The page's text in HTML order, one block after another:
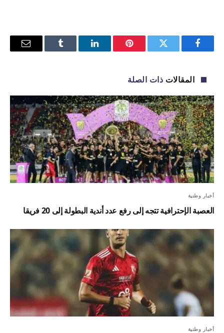
فيسبوك تويتر بينتيريستلينكدإن Tumblr
البريد
المقالات ذات الصلة
أخبار وطنية
العصبة الإحترافية تتجه إلى رفع عدد أندية البطولة إلى 20 فريقا
أخبار وطنية